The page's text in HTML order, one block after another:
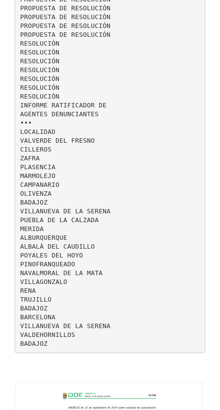
PROPUESTA DE RESOLUCIÓN
PROPUESTA DE RESOLUCIÓN
PROPUESTA DE RESOLUCIÓN
PROPUESTA DE RESOLUCIÓN
RESOLUCIÓN
RESOLUCIÓN
RESOLUCIÓN
RESOLUCIÓN
RESOLUCIÓN
RESOLUCIÓN
RESOLUCIÓN
INFORME RATIFICADOR DE
AGENTES DENUNCIANTES
•••
LOCALIDAD
VALVERDE DEL FRESNO
CILLEROS
ZAFRA
PLASENCIA
MARMOLEJO
CAMPANARIO
OLIVENZA
BADAJOZ
VILLANUEVA DE LA SERENA
PUEBLA DE LA CALZADA
MERIDA
ALBURQUERQUE
ALBALÁ DEL CAUDILLO
POYALES DEL HOYO
PINOFRANQUEADO
NAVALMORAL DE LA MATA
VILLAGONZALO
RENA
TRUJILLO
BADAJOZ
BARCELONA
VILLANUEVA DE LA SERENA
VALDEHORNILLOS
BADAJOZ